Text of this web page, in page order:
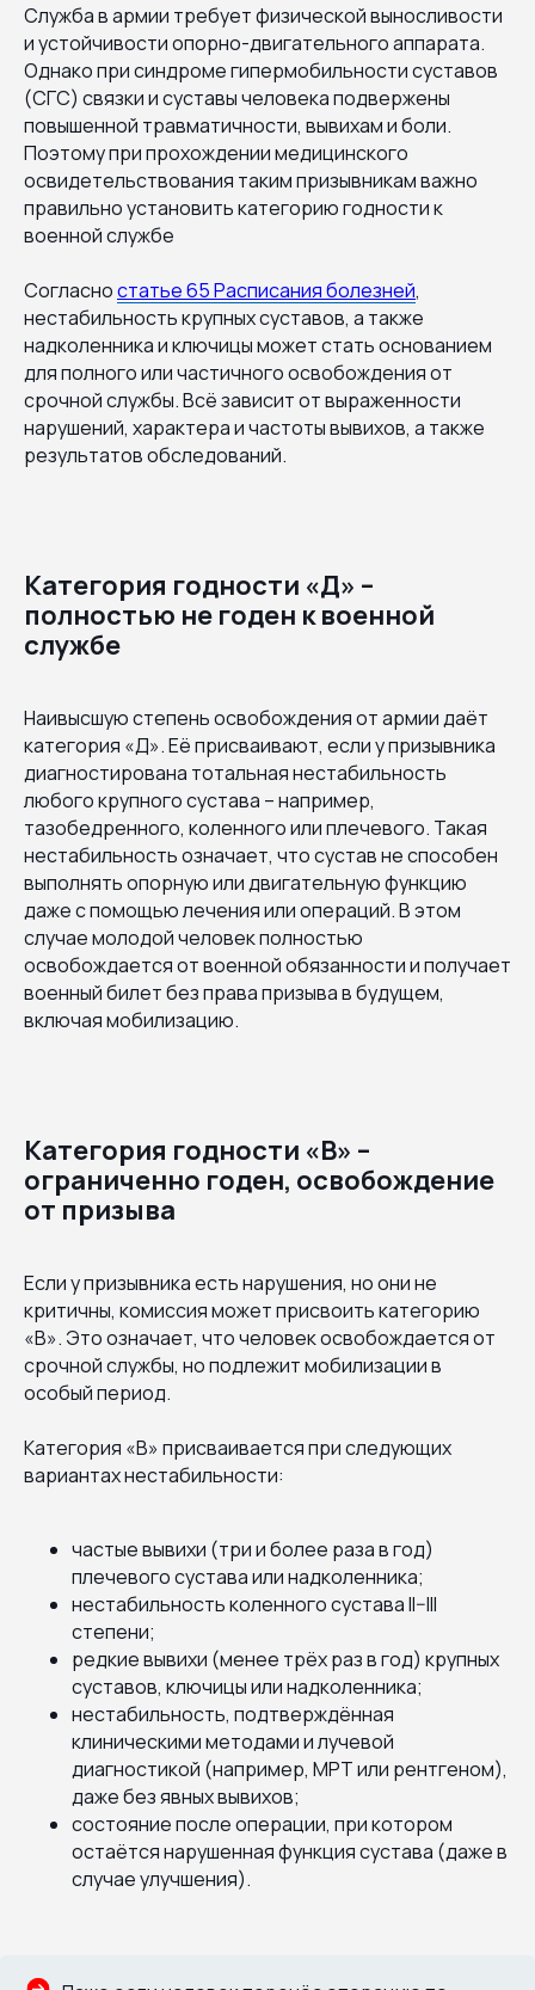
Служба в армии требует физической выносливости
и устойчивости опорно-двигательного аппарата.
Однако при синдроме гипермобильности суставов
(СГС) связки и суставы человека подвержены
повышенной травматичности, вывихам и боли.
Поэтому при прохождении медицинского
освидетельствования таким призывникам важно
правильно установить категорию годности к
военной службе
Согласностатье 65 Расписания болезней,
нестабильность крупных суставов, а также
надколенника и ключицы может стать основанием
для полного или частичного освобождения от
срочной службы. Всё зависит от выраженности
нарушений, характера и частоты вывихов, а также
результатов обследований.
Категория годности «Д» –
полностью не годен к военной
службе
Наивысшую степень освобождения от армии даёт
категория «Д». Её присваивают, если у призывника
диагностирована тотальная нестабильность
любого крупного сустава – например,
тазобедренного, коленного или плечевого. Такая
нестабильность означает, что сустав не способен
выполнять опорную или двигательную функцию
даже с помощью лечения или операций. В этом
случае молодой человек полностью
освобождается от военной обязанности и получает
военный билет без права призыва в будущем,
включая мобилизацию.
Категория годности «В» –
ограниченно годен, освобождение
от призыва
Если у призывника есть нарушения, но они не
критичны, комиссия может присвоить категорию
«В». Это означает, что человек освобождается от
срочной службы, но подлежит мобилизации в
особый период.
Категория «В» присваивается при следующих
вариантах нестабильности:
частые вывихи (три и более раза в год)
плечевого сустава или надколенника;
нестабильность коленного сустава II–III
степени;
редкие вывихи (менее трёх раз в год) крупных
суставов, ключицы или надколенника;
нестабильность, подтверждённая
клиническими методами и лучевой
диагностикой (например, МРТ или рентгеном),
даже без явных вывихов;
состояние после операции, при котором
остаётся нарушенная функция сустава (даже в
случае улучшения).